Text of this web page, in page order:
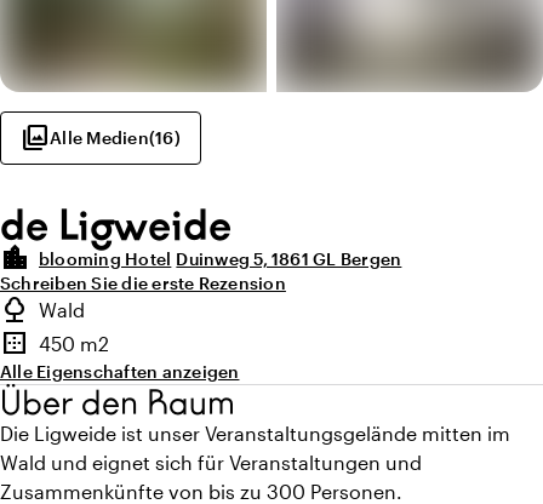
photo_libraryAlle Medien(16)
de Ligweide
location_city blooming Hotel Duinweg 5, 1861 GL Bergen
Schreiben Sie die erste Rezension
Highlights
nature
Art des Außenbereichs
Wald
border_outer
Fläche
450 m2
Alle Eigenschaften anzeigen
Über den Raum
Die Ligweide ist unser Veranstaltungsgelände mitten im
Wald und eignet sich für Veranstaltungen und
Zusammenkünfte von bis zu 300 Personen.